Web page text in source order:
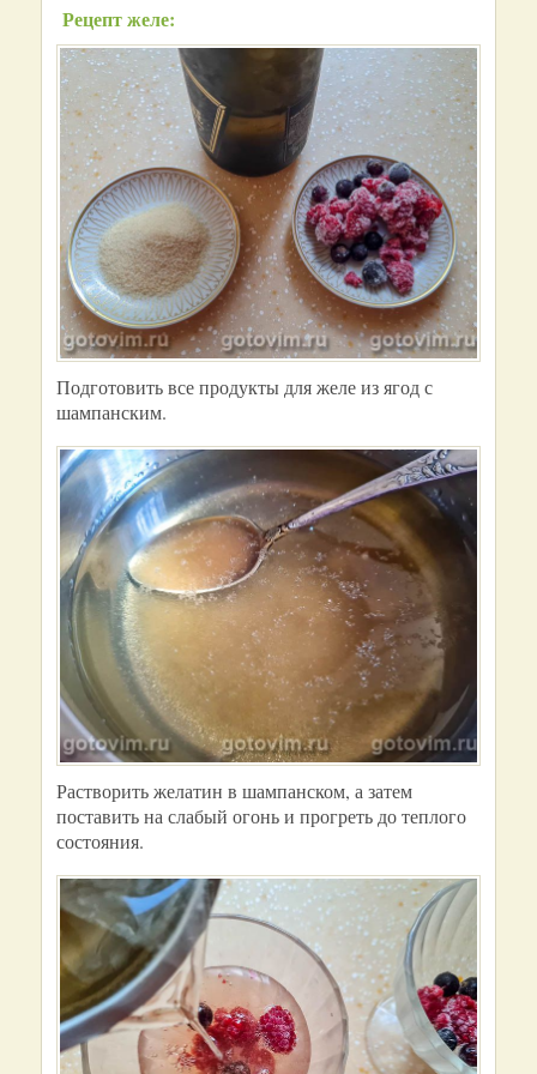
Рецепт желе:
Подготовить все продукты для желе из ягод с
шампанским.
Растворить желатин в шампанском, а затем
поставить на слабый огонь и прогреть до теплого
состояния.